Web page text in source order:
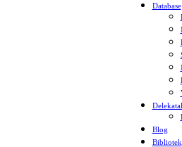
Database
Blog
Bibliotek